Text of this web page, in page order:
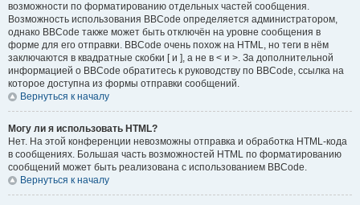
возможности по форматированию отдельных частей сообщения.
Возможность использования BBCode определяется администратором,
однако BBCode также может быть отключён на уровне сообщения в
форме для его отправки. BBCode очень похож на HTML, но теги в нём
заключаются в квадратные скобки [ и ], а не в < и >. За дополнительной
информацией о BBCode обратитесь к руководству по BBCode, ссылка на
которое доступна из формы отправки сообщений.
Вернуться к началу
Могу ли я использовать HTML?
Нет. На этой конференции невозможны отправка и обработка HTML-кода
в сообщениях. Большая часть возможностей HTML по форматированию
сообщений может быть реализована с использованием BBCode.
Вернуться к началу